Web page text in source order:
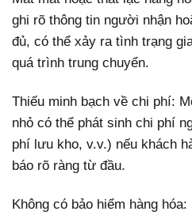
ghi rõ thông tin người nhận
đủ, có thể xảy ra tình trạng
quá trình trung chuyển.
Thiếu minh bạch về chi phí:
nhỏ có thể phát sinh chi phí
phí lưu kho, v.v.) nếu khách
báo rõ ràng từ đầu.
Không có bảo hiểm hàng